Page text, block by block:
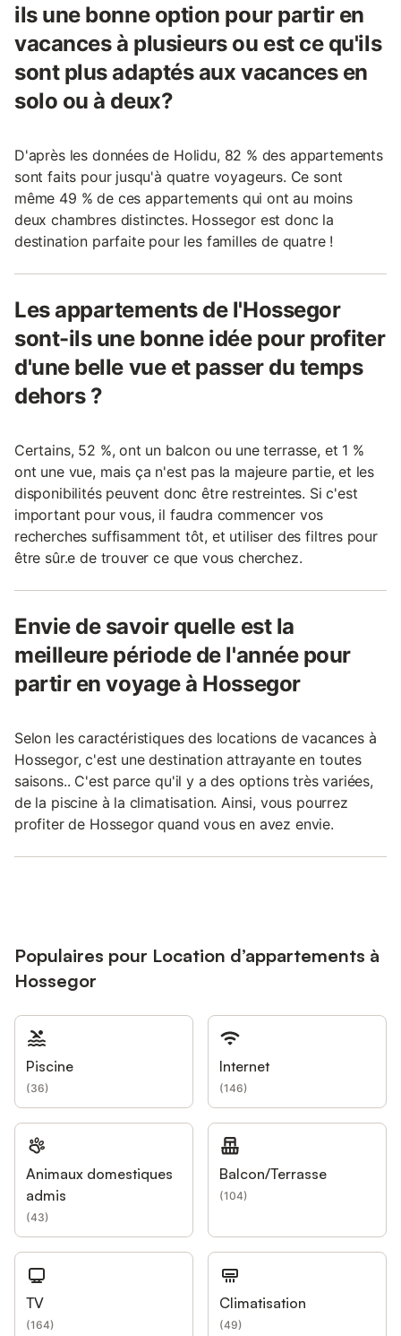
ils une bonne option pour partir en
vacances à plusieurs ou est ce qu'ils
sont plus adaptés aux vacances en
solo ou à deux?
D'après les données de Holidu, 82 % des appartements
sont faits pour jusqu'à quatre voyageurs. Ce sont
même 49 % de ces appartements qui ont au moins
deux chambres distinctes. Hossegor est donc la
destination parfaite pour les familles de quatre !
Les appartements de l'Hossegor
sont-ils une bonne idée pour profiter
d'une belle vue et passer du temps
dehors ?
Certains, 52 %, ont un balcon ou une terrasse, et 1 %
ont une vue, mais ça n'est pas la majeure partie, et les
disponibilités peuvent donc être restreintes. Si c'est
important pour vous, il faudra commencer vos
recherches suffisamment tôt, et utiliser des filtres pour
être sûr.e de trouver ce que vous cherchez.
Envie de savoir quelle est la
meilleure période de l'année pour
partir en voyage à Hossegor
Selon les caractéristiques des locations de vacances à
Hossegor, c'est une destination attrayante en toutes
saisons.. C'est parce qu'il y a des options très variées,
de la piscine à la climatisation. Ainsi, vous pourrez
profiter de Hossegor quand vous en avez envie.
Populaires pour Location d’appartements à
Hossegor
Piscine
(36)
Internet
(146)
Animaux domestiques
admis
(43)
Balcon/Terrasse
(104)
TV
(164)
Climatisation
(49)